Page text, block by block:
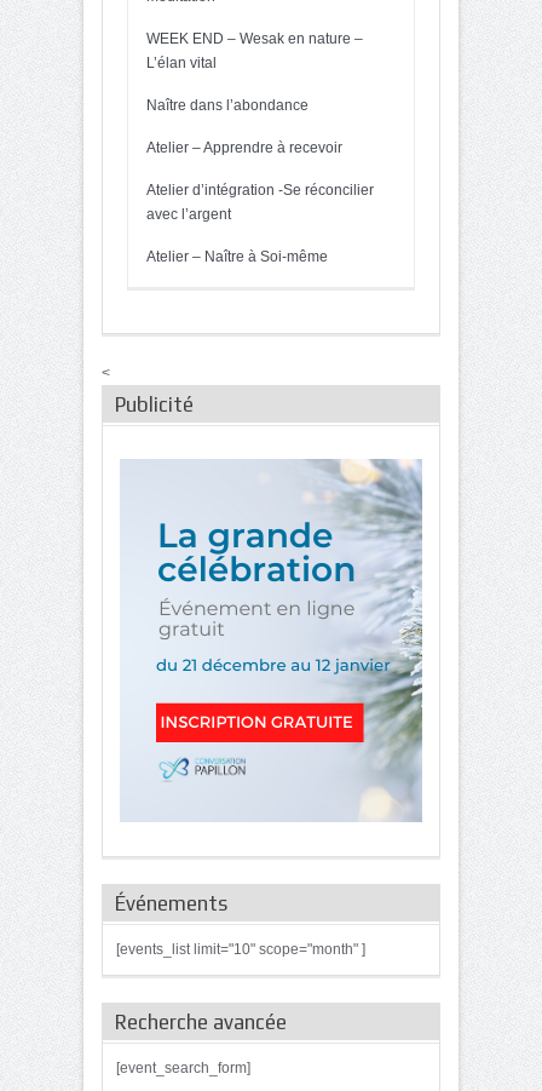
WEEK END – Wesak en nature –
L’élan vital
Naître dans l’abondance
Atelier – Apprendre à recevoir
Atelier d’intégration -Se réconcilier
avec l’argent
Atelier – Naître à Soi-même
<
Publicité
Événements
[events_list limit="10" scope="month" ]
Recherche avancée
[event_search_form]